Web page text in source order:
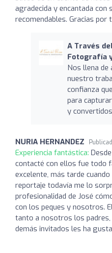
agradecida y encantada con
recomendables. Gracias por
A Través
Fotografía
Nos llena de
nuestro
confianza
para
y
NURIA HERNANDEZ
Experiencia fantástica:
contacté con ellos fue todo
excelente, más tarde
reportaje todavía me lo
profesionalidad de José
con los peques y nosotros.
tanto a nosotros los
demás invitados les ha